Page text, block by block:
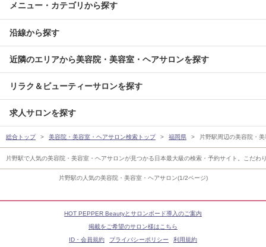
片野駅の人気の美容院・美容室・ヘアサロン(1/2ページ)
メニュー・カテゴリから探す
沿線から探す
近隣のエリアから美容院・美容室・ヘアサロンを探す
リラク＆ビューティーサロンを探す
求人サロンを探す
総合トップ 美容院・美容室・ヘアサロン検索トップ 福岡県 片野駅周辺の美容院・
片野駅で人気の美容院・美容室・ヘアサロンが見つかる日本最大級の検索・予約サイト。こだ
HOT PEPPER Beautyとサロンボード導入のご案内
掲載をご希望のサロン様はこちら
ID・会員規約
プライバシーポリシー 利用規約